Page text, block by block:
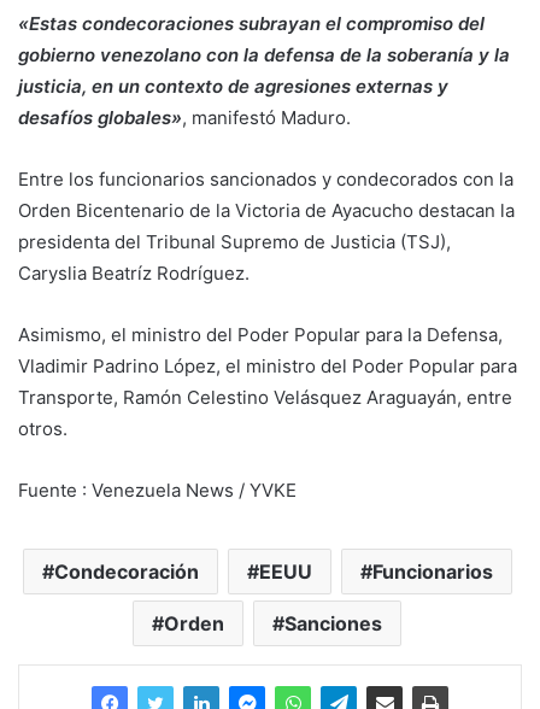
«Estas condecoraciones subrayan el compromiso del
gobierno venezolano con la defensa de la soberanía y la
justicia, en un contexto de agresiones externas y
desafíos globales», manifestó Maduro.
Entre los funcionarios sancionados y condecorados con la
Orden Bicentenario de la Victoria de Ayacucho destacan la
presidenta del Tribunal Supremo de Justicia (TSJ),
Caryslia Beatríz Rodríguez.
Asimismo, el ministro del Poder Popular para la Defensa,
Vladimir Padrino López, el ministro del Poder Popular para
Transporte, Ramón Celestino Velásquez Araguayán, entre
otros.
Fuente : Venezuela News / YVKE
Condecoración EEUU Funcionarios
Orden Sanciones